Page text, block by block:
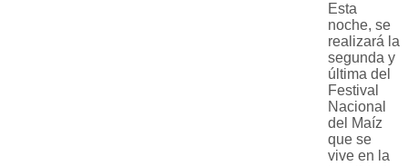
Esta
noche, se
realizará la
segunda y
última del
Festival
Nacional
del Maíz
que se
vive en la